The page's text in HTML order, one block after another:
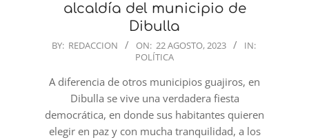
alcaldía del municipio de
Dibulla
2023-
22
BY: REDACCION ON: 22 AGOSTO, 2023
IN:
POLÍTICA
A diferencia de otros municipios guajiros, en
Dibulla se vive una verdadera fiesta
democrática, en donde sus habitantes quieren
elegir en paz y con mucha tranquilidad, a los